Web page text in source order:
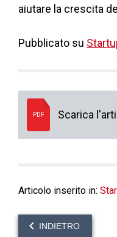
aiutare la crescita
Pubblicato su
PDF Scarica
Articolo inserito in:
INDIETRO